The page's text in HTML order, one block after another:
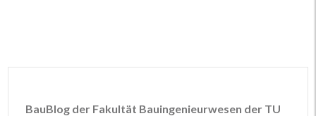
BauBlog der Fakultät Bauingenieurwesen der TU